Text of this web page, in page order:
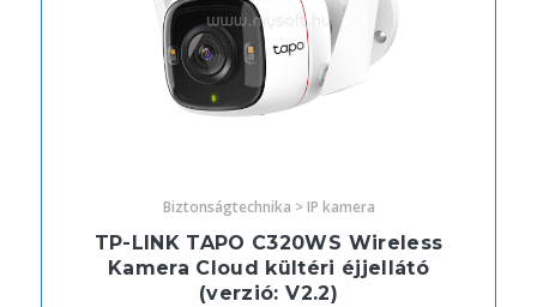
Biztonságtechnika > IP kamera
TP-LINK TAPO C320WS Wireless
Kamera Cloud kültéri éjjellátó
(verzió: V2.2)